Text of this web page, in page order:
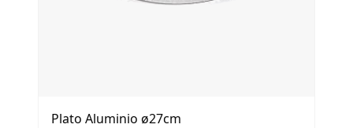
Plato Aluminio ø27cm